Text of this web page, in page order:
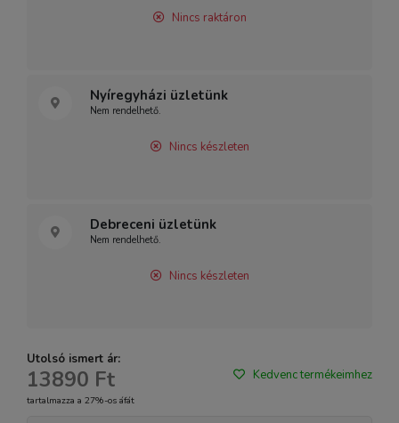
Nincs raktáron
Nyíregyházi üzletünk
Nem rendelhető.
Nincs készleten
Debreceni üzletünk
Nem rendelhető.
Nincs készleten
Utolsó ismert ár:
13890 Ft
tartalmazza a 27%-os áfát
Kedvenc termékeimhez